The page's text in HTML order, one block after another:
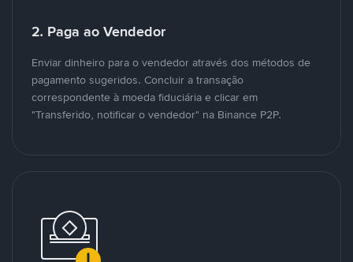
2. Paga ao Vendedor
Enviar dinheiro para o vendedor através dos métodos de
pagamento sugeridos. Concluir a transação
correspondente à moeda fiduciária e clicar em
"Transferido, notificar o vendedor" na Binance P2P.